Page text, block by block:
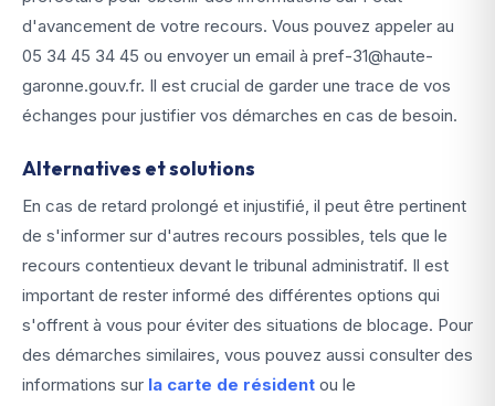
d'avancement de votre recours. Vous pouvez appeler au
05 34 45 34 45 ou envoyer un email à pref-31@haute-
garonne.gouv.fr. Il est crucial de garder une trace de vos
échanges pour justifier vos démarches en cas de besoin.
Alternatives et solutions
En cas de retard prolongé et injustifié, il peut être pertinent
de s'informer sur d'autres recours possibles, tels que le
recours contentieux devant le tribunal administratif. Il est
important de rester informé des différentes options qui
s'offrent à vous pour éviter des situations de blocage. Pour
des démarches similaires, vous pouvez aussi consulter des
informations sur la carte de résident ou le